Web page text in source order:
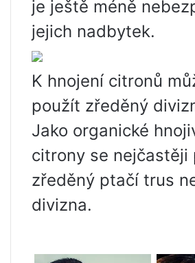
je ještě méně
jejich nadbytek.
K hnojení citronů
použít zředěný
Jako organické
citrony se nejčastěji
zředěný ptačí trus
divizna.